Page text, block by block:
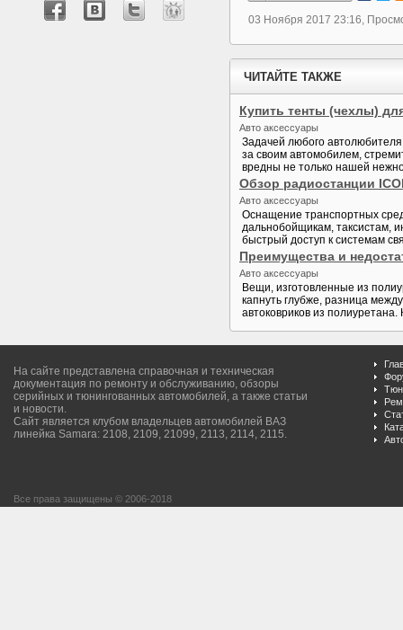
03 Ноября 2017 23:16,
ЧИТАЙТЕ ТАКЖЕ
Купить тенты (чехлы)
Авто аксессуары
Задачей любого
за своим автомобилем,
вредны не только нашей
Обзор радиостанции
Авто аксессуары
Оснащение транспортных
дальнобойщикам, таксистам,
быстрый доступ к системам
Преимущества и
Авто аксессуары
Вещи, изготовленные из
капнуть глубже, разница
автоковриков из полиуретана.
На сайте представлена справочная и техническая
документация по ремонту и обслуживанию, обзоры
серийных и тюнингованных автомобилей, а также статьи
и новости.
Сайт является клубом владельцев автомобилей ВАЗ
линейка Samara: 2108, 2109, 21099, 2113, 2114, 2115.
Все права защищены © 2006-2018